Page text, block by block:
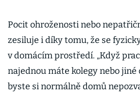
Pocit ohroženosti nebo
zesiluje i díky tomu, že se
v domácím prostředí. „Když
najednou máte kolegy nebo
byste si normálně domů